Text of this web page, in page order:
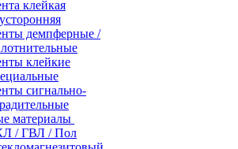
клейкая
демпферные /
клейкие
сигнально-
материалы
/ ГВЛ / Пол